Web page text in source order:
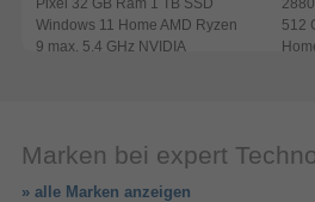
Pixel 32 GB Ram 1 TB SSD
Windows 11 Home AMD Ryzen
9 max. 5,4 GHz NVIDIA
512
Marken bei expert
» alle Marken anzeigen